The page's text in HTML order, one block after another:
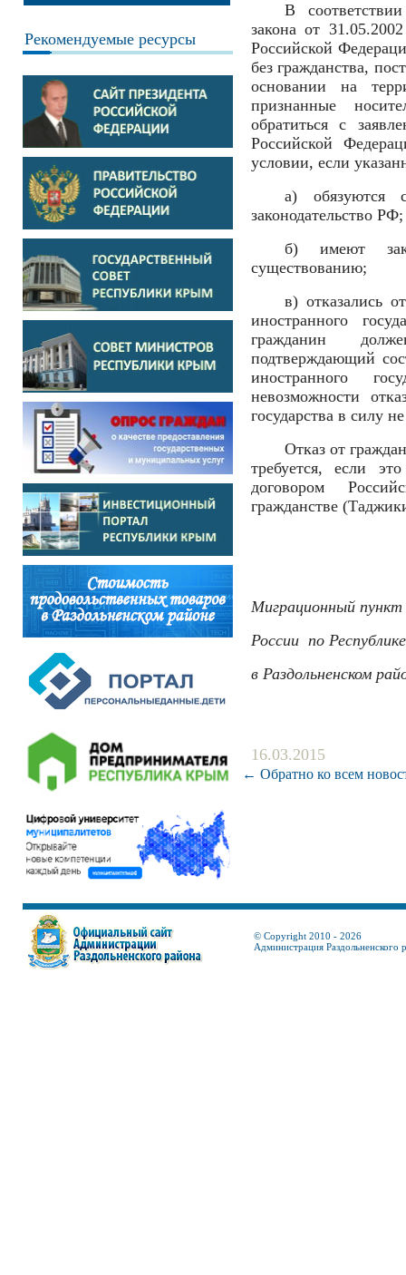
Рекомендуемые ресурсы
В
закона от
Российской
без гражданства,
основании на
признанные
обратиться с
Российской
условии, если
а) обязуются
законодательство РФ;
б) имеют
существованию;
в) отказались
иностранного
гражданин
подтверждающий
иностранного
невозможности
государства в силу
Отказ от
требуется, если
договором
гражданстве
Миграционный пункт
России по
в Раздольненском
16.03.2015
← Обратно ко всем
© Copyright 2010 - 2026
Администрация Раздольненского